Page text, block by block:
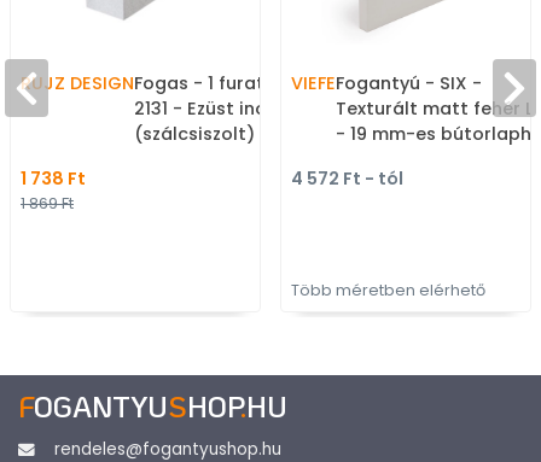
RUJZ DESIGNFogas - 1 furatos - ON
2131 - Ezüst inox
(szálcsiszolt) - Zamak
1 738 Ft
1 869 Ft
VIEFEFogantyú - SIX -
Texturált matt fehér
- 19 mm-es
élébe marható,
4 572 Ft - tól
Több méretben elérhető
FOGANTYUSHOP.HU
rendeles@fogantyushop.hu